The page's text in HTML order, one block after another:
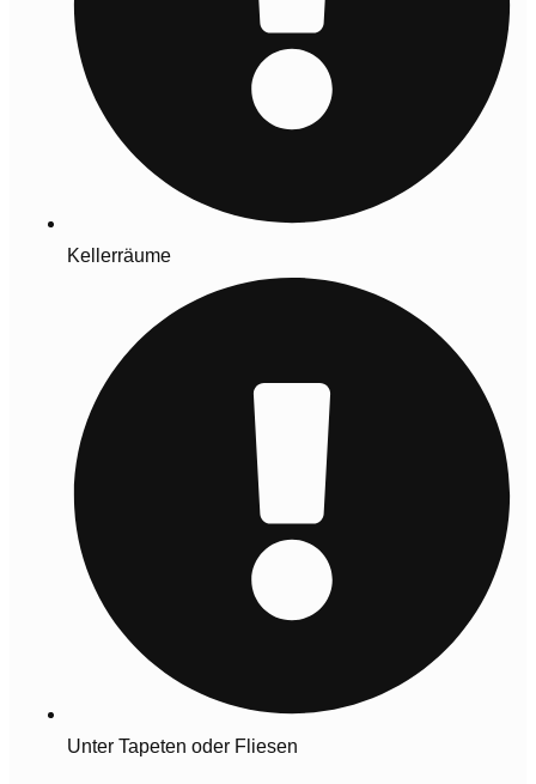
Kellerräume
Unter Tapeten oder Fliesen